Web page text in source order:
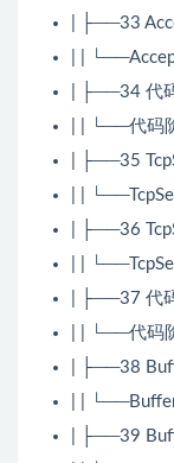
| ├──33
| |
| ├──34 代
| | └──代码
| ├──35
| |
| ├──36
| |
| ├──37 代
| | └──代码
| ├──38
| |
| ├──39